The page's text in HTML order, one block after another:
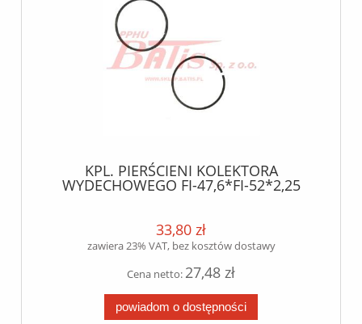
KPL. PIERŚCIENI KOLEKTORA
WYDECHOWEGO FI-47,6*FI-52*2,25
33,80 zł
zawiera 23% VAT, bez kosztów dostawy
Cena netto: 27,48 zł
powiadom o dostępności